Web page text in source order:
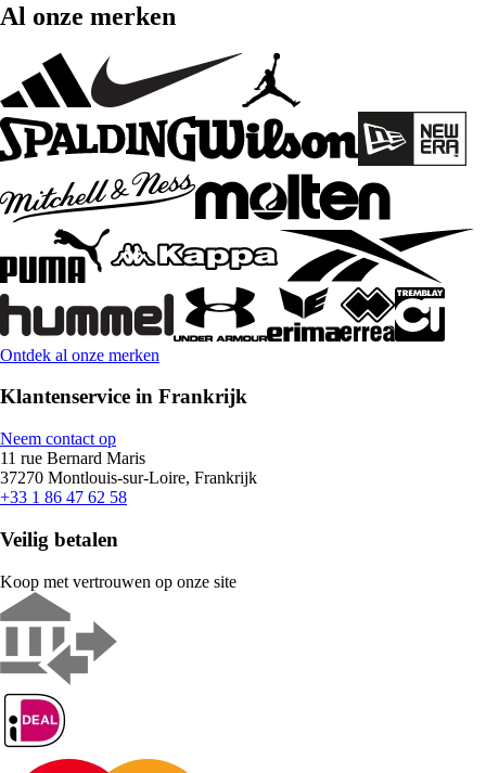
Al onze merken
Ontdek al onze merken
Klantenservice in Frankrijk
Neem contact op
11 rue Bernard Maris
37270 Montlouis-sur-Loire, Frankrijk
+33 1 86 47 62 58
Veilig betalen
Koop met vertrouwen op onze site